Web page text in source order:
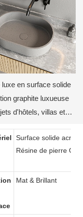
luxe en surface solide
graphite luxueuse
d'hôtels, villas et
Surface solide
Résine de pierre
Mat & Brillant